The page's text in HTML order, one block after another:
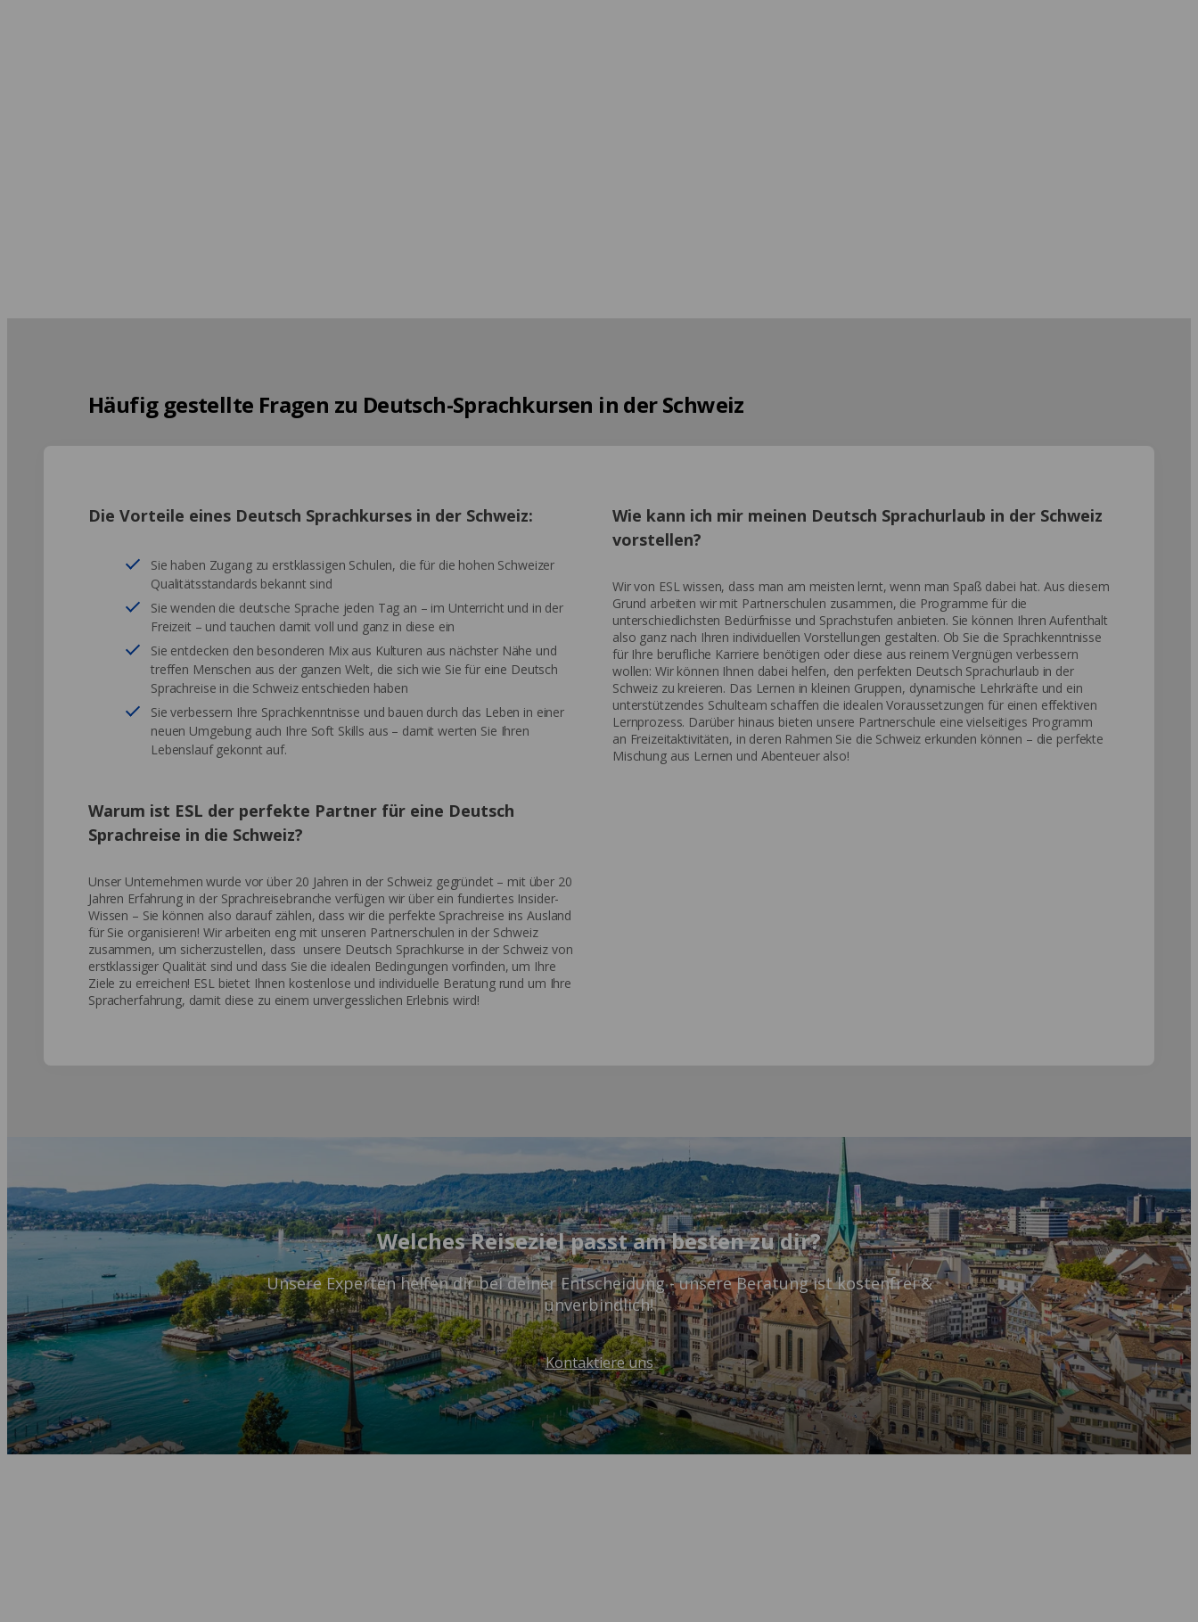
Häufig gestellte Fragen zu Deutsch-Sprachkursen in der Schweiz
Die Vorteile eines Deutsch Sprachkurses in der Schweiz:
Sie haben Zugang zu erstklassigen Schulen, die für die hohen Schweizer
Qualitätsstandards bekannt sind
Sie wenden die deutsche Sprache jeden Tag an – im Unterricht und in der
Freizeit – und tauchen damit voll und ganz in diese ein
Sie entdecken den besonderen Mix aus Kulturen aus nächster Nähe und
treffen Menschen aus der ganzen Welt, die sich wie Sie für eine Deutsch
Sprachreise in die Schweiz entschieden haben
Sie verbessern Ihre Sprachkenntnisse und bauen durch das Leben in einer
neuen Umgebung auch Ihre Soft Skills aus – damit werten Sie Ihren
Lebenslauf gekonnt auf.
Wie kann ich mir meinen Deutsch Sprachurlaub in der Schweiz
vorstellen?
Wir von ESL wissen, dass man am meisten lernt, wenn man Spaß dabei hat. Aus diesem
Grund arbeiten wir mit Partnerschulen zusammen, die Programme für die
unterschiedlichsten Bedürfnisse und Sprachstufen anbieten. Sie können Ihren Aufenthalt
also ganz nach Ihren individuellen Vorstellungen gestalten. Ob Sie die Sprachkenntnisse
für Ihre berufliche Karriere benötigen oder diese aus reinem Vergnügen verbessern
wollen: Wir können Ihnen dabei helfen, den perfekten Deutsch Sprachurlaub in der
Schweiz zu kreieren. Das Lernen in kleinen Gruppen, dynamische Lehrkräfte und ein
unterstützendes Schulteam schaffen die idealen Voraussetzungen für einen effektiven
Lernprozess. Darüber hinaus bieten unsere Partnerschule eine vielseitiges Programm
an Freizeitaktivitäten, in deren Rahmen Sie die Schweiz erkunden können – die perfekte
Mischung aus Lernen und Abenteuer also!
Warum ist ESL der perfekte Partner für eine Deutsch
Sprachreise in die Schweiz?
Unser Unternehmen wurde vor über 20 Jahren in der Schweiz gegründet – mit über 20
Jahren Erfahrung in der Sprachreisebranche verfügen wir über ein fundiertes Insider-
Wissen – Sie können also darauf zählen, dass wir die perfekte Sprachreise ins Ausland
für Sie organisieren! Wir arbeiten eng mit unseren Partnerschulen in der Schweiz
zusammen, um sicherzustellen, dass unsere Deutsch Sprachkurse in der Schweiz von
erstklassiger Qualität sind und dass Sie die idealen Bedingungen vorfinden, um Ihre
Ziele zu erreichen! ESL bietet Ihnen kostenlose und individuelle Beratung rund um Ihre
Spracherfahrung, damit diese zu einem unvergesslichen Erlebnis wird!
Welches Reiseziel passt am besten zu dir?
Unsere Experten helfen dir bei deiner Entscheidung - unsere Beratung ist kostenfrei &
unverbindlich!
Kontaktiere uns